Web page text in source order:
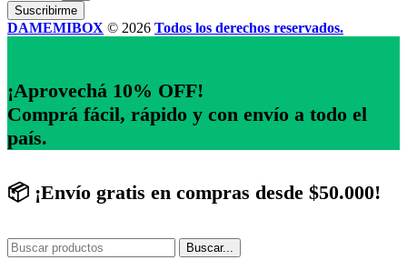
Suscribirme
DAMEMIBOX © 2026 Todos los derechos reservados.
¡Aprovechá 10% OFF!
Comprá fácil, rápido y con envío a todo el
país.
📦 ¡Envío gratis en compras desde $50.000!
Buscar...